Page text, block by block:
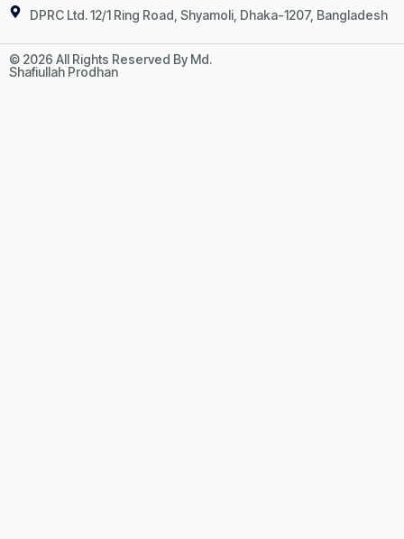
DPRC Ltd. 12/1 Ring Road, Shyamoli, Dhaka-1207, Bangladesh
© 2026 All Rights Reserved By Md.
Shafiullah Prodhan